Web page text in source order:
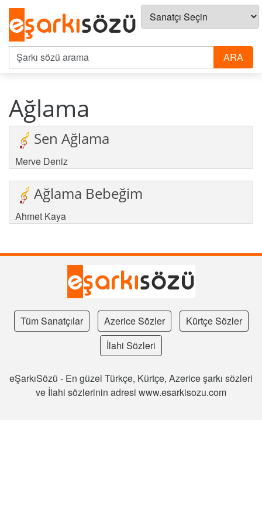
Ağlama
Sen Ağlama
Merve Deniz
Ağlama Bebeğim
Ahmet Kaya
Tüm Sanatçılar Azerice Sözler
Kürtçe Sözler
İlahi Sözleri
eŞarkıSözü - En güzel Türkçe, Kürtçe, Azerice şarkı sözleri
ve İlahi sözlerinin adresi www.esarkisozu.com